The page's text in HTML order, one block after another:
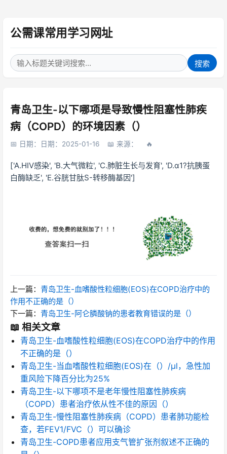
公需课常用学习网址
搜索
青岛卫生-以下哪项是导致慢性阻塞性肺疾
病（COPD）的环境因素（）
日期：日期：2025-01-16 来源：
['A.HIV感染', 'B.大气微粒', 'C.肺脏生长与发育', 'D.α1?抗胰蛋
白酶缺乏', 'E.谷胱甘肽S-转移酶基因']
上一篇： 青岛卫生-血嗜酸性粒细胞(EOS)在COPD治疗中的
作用不正确的是（）
下一篇： 青岛卫生-阿仑膦酸钠的患者教育错误的是（）
📖 相关文章
青岛卫生-血嗜酸性粒细胞(EOS)在COPD治疗中的作用
不正确的是（）
青岛卫生-当血嗜酸性粒细胞(EOS)在（）/μl，急性加
重风险下降百分比为25%
青岛卫生-以下哪项不是老年慢性阻塞性肺疾病
（COPD）患者治疗依从性不佳的原因（）
青岛卫生-慢性阻塞性肺疾病（COPD）患者肺功能检
查，若FEV1/FVC（）可以确诊
青岛卫生-COPD患者应用支气管扩张剂叙述不正确的